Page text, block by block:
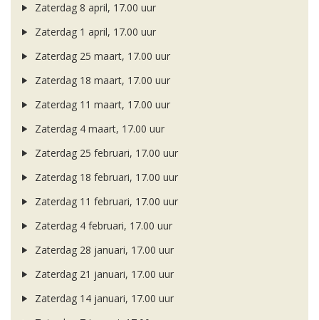
Zaterdag 8 april, 17.00 uur
Zaterdag 1 april, 17.00 uur
Zaterdag 25 maart, 17.00 uur
Zaterdag 18 maart, 17.00 uur
Zaterdag 11 maart, 17.00 uur
Zaterdag 4 maart, 17.00 uur
Zaterdag 25 februari, 17.00 uur
Zaterdag 18 februari, 17.00 uur
Zaterdag 11 februari, 17.00 uur
Zaterdag 4 februari, 17.00 uur
Zaterdag 28 januari, 17.00 uur
Zaterdag 21 januari, 17.00 uur
Zaterdag 14 januari, 17.00 uur